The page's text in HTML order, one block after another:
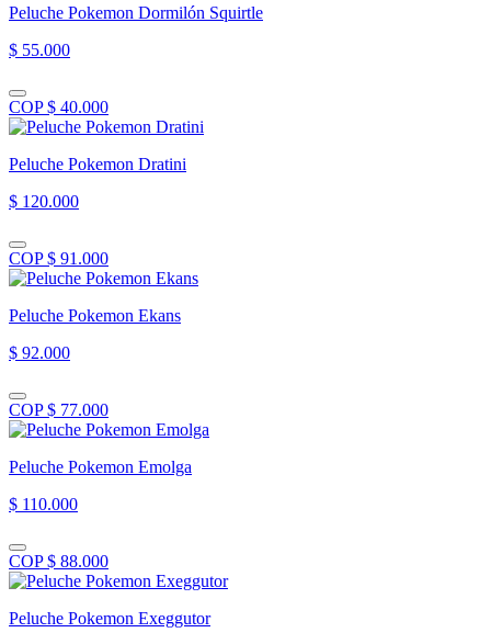
Peluche Pokemon Dormilón Squirtle
$ 55.000
COP $ 40.000
Peluche Pokemon Dratini
$ 120.000
COP $ 91.000
Peluche Pokemon Ekans
$ 92.000
COP $ 77.000
Peluche Pokemon Emolga
$ 110.000
COP $ 88.000
Peluche Pokemon Exeggutor